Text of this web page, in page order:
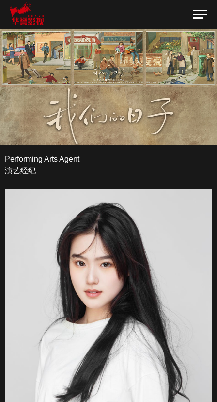
Performing Arts Agent
演艺经纪